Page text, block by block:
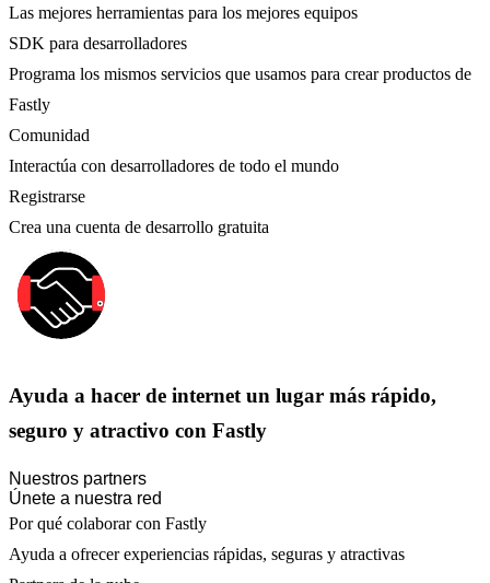
Las mejores herramientas para los mejores equipos
SDK para desarrolladores
Programa los mismos servicios que usamos para crear productos de
Fastly
Comunidad
Interactúa con desarrolladores de todo el mundo
Registrarse
Crea una cuenta de desarrollo gratuita
Ayuda a hacer de internet un lugar más rápido,
seguro y atractivo con Fastly
Nuestros partners
Únete a nuestra red
Por qué colaborar con Fastly
Ayuda a ofrecer experiencias rápidas, seguras y atractivas